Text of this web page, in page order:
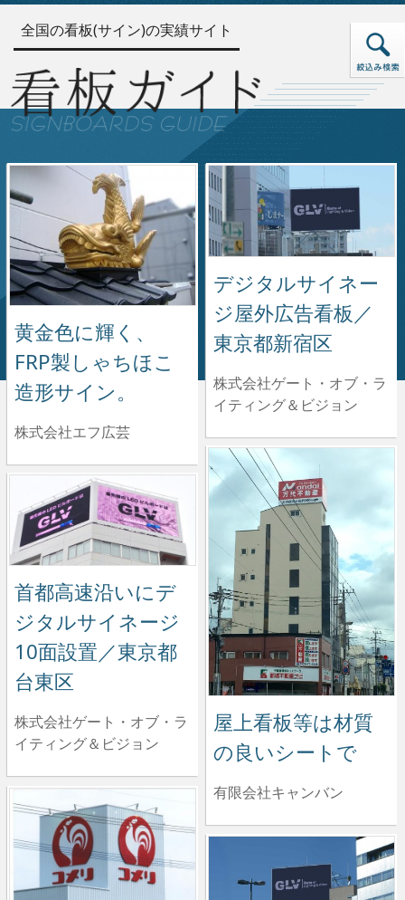
全国の看板(サイン)の実績サイト
黄金色に輝く、
FRP製しゃちほこ
造形サイン。
株式会社エフ広芸
デジタルサイネー
ジ屋外広告看板／
東京都新宿区
株式会社ゲート・オブ・ラ
イティング＆ビジョン
屋上看板等は材質
の良いシートで
有限会社キャンバン
首都高速沿いにデ
ジタルサイネージ
10面設置／東京都
台東区
株式会社ゲート・オブ・ラ
イティング＆ビジョン